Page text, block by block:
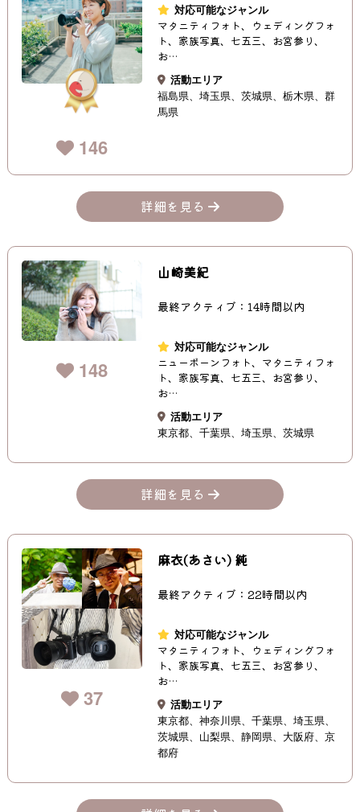
146
対応可能なジャンル
マタニティフォト、ウェディングフォ
ト、家族写真、七五三、お宮参り、
お…
活動エリア
福島県
埼玉県 茨城県 栃木県
群
馬県
詳細を見る
148
山崎美紀
最終アクティブ：14時間以内
対応可能なジャンル
ニューボーンフォト、マタニティフォ
ト、家族写真、七五三、お宮参り、
お…
活動エリア
東京都
千葉県 埼玉県 茨城県
詳細を見る
37
麻衣(あさい) 純
最終アクティブ：22時間以内
対応可能なジャンル
マタニティフォト、ウェディングフォ
ト、家族写真、七五三、お宮参り、
お…
活動エリア
東京都
神奈川県 千葉県
埼玉県
茨城県
山梨県 静岡県 大阪府
京
都府